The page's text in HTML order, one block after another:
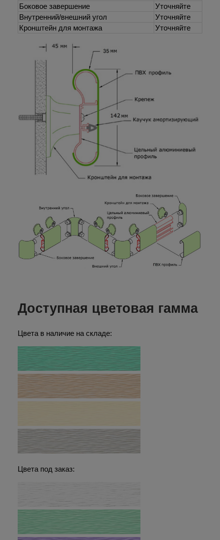
Боковое завершение
Уточняйте
Внутренний/внешний угол
Уточняйте
Кронштейн для монтажа
Уточняйте
Доступная цветовая гамма
Цвета в наличие на складе:
Цвета под заказ: